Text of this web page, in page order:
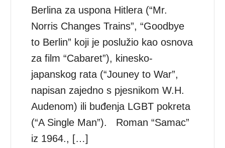
Berlina za uspona Hitlera (“Mr.
Norris Changes Trains”, “Goodbye
to Berlin” koji je poslužio kao osnova
za film “Cabaret”), kinesko-
japanskog rata (“Jouney to War”,
napisan zajedno s pjesnikom W.H.
Audenom) ili buđenja LGBT pokreta
(“A Single Man”). Roman “Samac”
iz 1964., […]